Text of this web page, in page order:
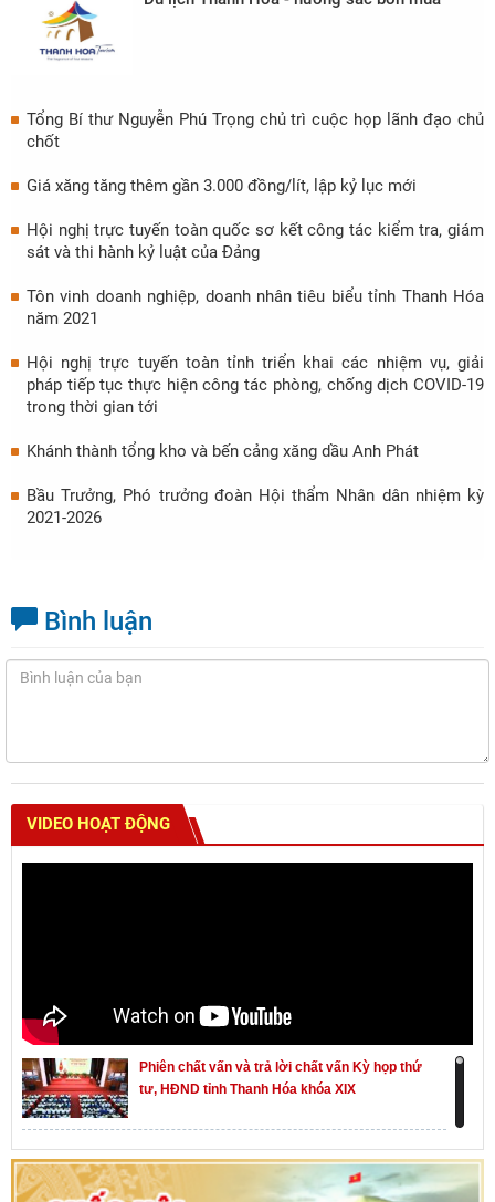
Tổng Bí thư Nguyễn Phú Trọng chủ trì cuộc họp lãnh đạo chủ
chốt
Giá xăng tăng thêm gần 3.000 đồng/lít, lập kỷ lục mới
Hội nghị trực tuyến toàn quốc sơ kết công tác kiểm tra, giám
sát và thi hành kỷ luật của Đảng
Tôn vinh doanh nghiệp, doanh nhân tiêu biểu tỉnh Thanh Hóa
năm 2021
Hội nghị trực tuyến toàn tỉnh triển khai các nhiệm vụ, giải
pháp tiếp tục thực hiện công tác phòng, chống dịch COVID-19
trong thời gian tới
Khánh thành tổng kho và bến cảng xăng dầu Anh Phát
Bầu Trưởng, Phó trưởng đoàn Hội thẩm Nhân dân nhiệm kỳ
2021-2026
Bình luận
VIDEO HOẠT ĐỘNG
Phiên chất vấn và trả lời chất vấn Kỳ họp thứ
tư, HĐND tỉnh Thanh Hóa khóa XIX
Khai mạc kỳ họp thứ Nhất, Quốc hội khóa XVI